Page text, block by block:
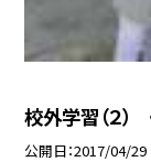
校外学習（２）
公開日 2017/04/29